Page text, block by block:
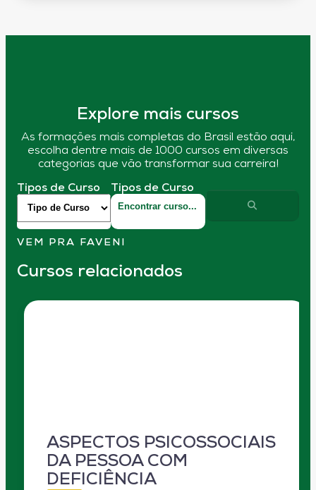
Explore mais cursos
As formações mais completas do Brasil estão aqui,
escolha dentre mais de 1000 cursos em diversas
categorias que vão transformar sua carreira!
Tipos de Curso Tipos de Curso
VEM PRA FAVENI
Cursos relacionados
ASPECTOS PSICOSSOCIAIS
DA PESSOA COM
DEFICIÊNCIA